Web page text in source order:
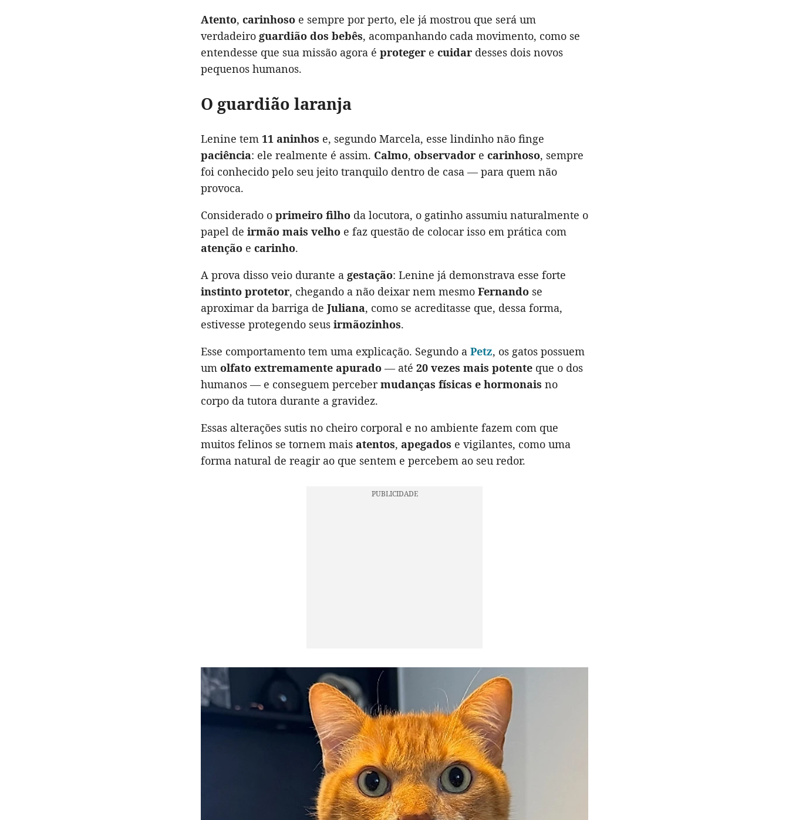
Atento, carinhoso e sempre por perto, ele já mostrou que será um
verdadeiro guardião dos bebês, acompanhando cada movimento, como se
entendesse que sua missão agora é proteger e cuidar desses dois novos
pequenos humanos.
O guardião laranja
Lenine tem 11 aninhos e, segundo Marcela, esse lindinho não finge
paciência: ele realmente é assim. Calmo, observador e carinhoso, sempre
foi conhecido pelo seu jeito tranquilo dentro de casa — para quem não
provoca.
Considerado o primeiro filho da locutora, o gatinho assumiu naturalmente o
papel de irmão mais velho e faz questão de colocar isso em prática com
atenção e carinho.
A prova disso veio durante a gestação: Lenine já demonstrava esse forte
instinto protetor, chegando a não deixar nem mesmo Fernando se
aproximar da barriga de Juliana, como se acreditasse que, dessa forma,
estivesse protegendo seus irmãozinhos.
Esse comportamento tem uma explicação. Segundo a Petz, os gatos possuem
um olfato extremamente apurado — até 20 vezes mais potente que o dos
humanos — e conseguem percebermudanças físicas e hormonais no
corpo da tutora durante a gravidez.
Essas alterações sutis no cheiro corporal e no ambiente fazem com que
muitos felinos se tornem mais atentos, apegados e vigilantes, como uma
forma natural de reagir ao que sentem e percebem ao seu redor.